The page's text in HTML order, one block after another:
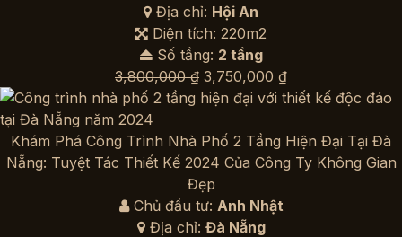
Địa chỉ: Hội An
Diện tích: 220m2
Số tầng: 2 tầng
3,800,000₫ Giá
gốc
3,800,000 ₫.
3,750,000 ₫Giá
hiện
là:
3,750,000 ₫.
Khám Phá Công Trình Nhà Phố 2 Tầng Hiện Đại Tại Đà
Nẵng: Tuyệt Tác Thiết Kế 2024 Của Công Ty Không Gian
Đẹp
Chủ đầu tư: Anh Nhật
Địa chỉ: Đà Nẵng